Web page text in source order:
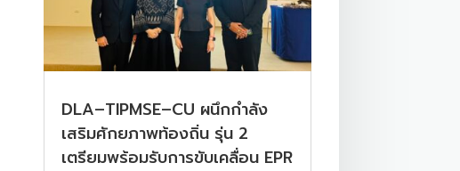
DLA–TIPMSE–CU ผนึกกำลัง
เสริมศักยภาพท้องถิ่น รุ่น 2
เตรียมพร้อมรับการขับเคลื่อน EPR